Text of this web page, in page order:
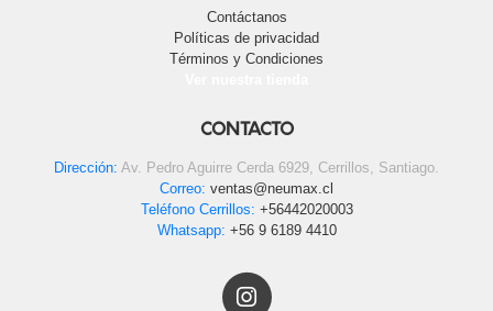
Contáctanos
Políticas de privacidad
Términos y Condiciones
CONTACTO
Dirección: Av. Pedro Aguirre Cerda 6929, Cerrillos, Santiago.
Correo: ventas@neumax.cl
Teléfono Cerrillos: +56442020003
Whatsapp: +56 9 6189 4410